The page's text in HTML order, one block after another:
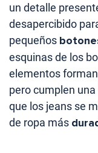
un detalle
desapercibido
pequeños
esquinas de los
elementos
pero cumplen
que los jeans se
de ropa más